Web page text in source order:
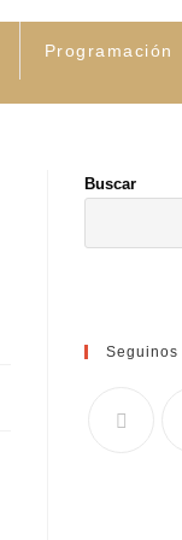
Programación
Buscar
Seguinos